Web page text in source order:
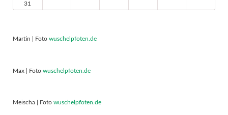
31
Martin | Foto wuschelpfoten.de
Max | Foto wuschelpfoten.de
Meischa | Foto wuschelpfoten.de